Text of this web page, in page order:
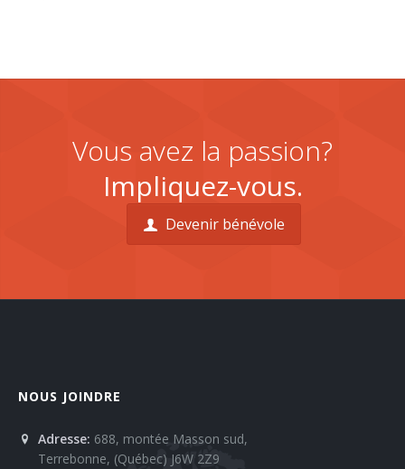
Vous avez la passion?
Impliquez-vous.
Devenir bénévole
NOUS JOINDRE
Adresse: 688, montée Masson sud,
Terrebonne, (Québec) J6W 2Z9